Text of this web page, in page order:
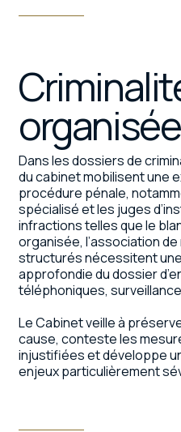
organisée
Dans les dossiers de
du cabinet mobilisent une
procédure pénale,
spécialisé et les juges
infractions telles que le
organisée, l’association
structurés nécessitent
approfondie du dossier
téléphoniques,
Le Cabinet veille à
cause, conteste les
injustifiées et développe
enjeux particulièrement